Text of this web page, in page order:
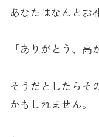
あなたはなんとお
「ありがとう、
そうだとしたらそ
かもしれません。